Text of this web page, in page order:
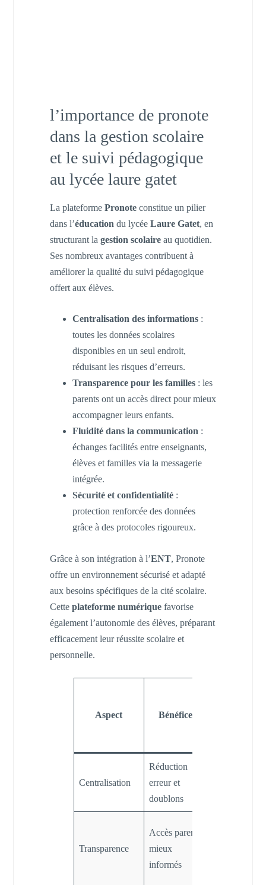
l’importance de pronote
dans la gestion scolaire
et le suivi pédagogique
au lycée laure gatet
La plateforme Pronoteconstitue un pilier
dans l’éducation du lycée Laure Gatet, en
structurant la gestion scolaireau quotidien.
Ses nombreux avantages contribuent à
améliorer la qualité du suivi pédagogique
offert aux élèves.
Centralisation des informations:
toutes les données scolaires
disponibles en un seul endroit,
réduisant les risques d’erreurs.
Transparence pour les familles: les
parents ont un accès direct pour mieux
accompagner leurs enfants.
Fluidité dans la communication :
échanges facilités entre enseignants,
élèves et familles via la messagerie
intégrée.
Sécurité et confidentialité:
protection renforcée des données
grâce à des protocoles rigoureux.
Grâce à son intégration à l’ENT, Pronote
offre un environnement sécurisé et adapté
aux besoins spécifiques de la cité scolaire.
Cette plateforme numériquefavorise
également l’autonomie des élèves, préparant
efficacement leur réussite scolaire et
personnelle.
Aspect Bénéfice
Centralisation
Réduction
erreur et
doublons
Transparence
Accès parents
mieux
informés